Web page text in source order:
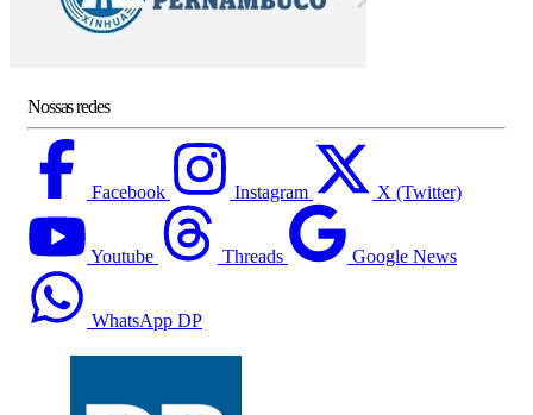
Nossas redes
Facebook Instagram X (Twitter)
Youtube Threads Google News
WhatsApp DP